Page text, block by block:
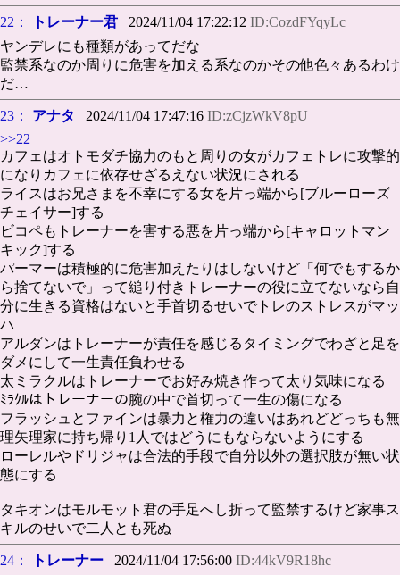
22： トレーナー君 2024/11/04 17:22:12 ID:CozdFYqyLc
ヤンデレにも種類があってだな
監禁系なのか周りに危害を加える系なのかその他色々あるわけ
だ…
23： アナタ 2024/11/04 17:47:16 ID:zCjzWkV8pU
>>22
カフェはオトモダチ協力のもと周りの女がカフェトレに攻撃的
になりカフェに依存せざるえない状況にされる
ライスはお兄さまを不幸にする女を片っ端から[ブルーローズ
チェイサー]する
ビコペもトレーナーを害する悪を片っ端から[キャロットマン
キック]する
パーマーは積極的に危害加えたりはしないけど「何でもするか
ら捨てないで」って縋り付きトレーナーの役に立てないなら自
分に生きる資格はないと手首切るせいでトレのストレスがマッ
ハ
アルダンはトレーナーが責任を感じるタイミングでわざと足を
ダメにして一生責任負わせる
太ミラクルはトレーナーでお好み焼き作って太り気味になる
ﾐﾗｸﾙはトレーナーの腕の中で首切って一生の傷になる
フラッシュとファインは暴力と権力の違いはあれどどっちも無
理矢理家に持ち帰り1人ではどうにもならないようにする
ローレルやドリジャは合法的手段で自分以外の選択肢が無い状
態にする
タキオンはモルモット君の手足へし折って監禁するけど家事ス
キルのせいで二人とも死ぬ
24： トレーナー 2024/11/04 17:56:00 ID:44kV9R18hc